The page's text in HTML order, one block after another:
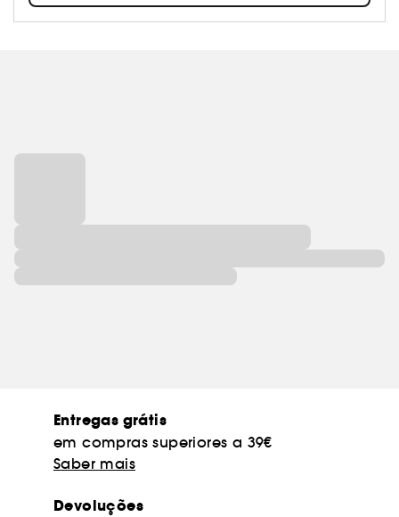
todos os tipos de pele. A Clinique tem um produto
adequado para cada idade e cada tipo e
Entregas grátis
em compras superiores a 39€
Saber mais
Devoluções